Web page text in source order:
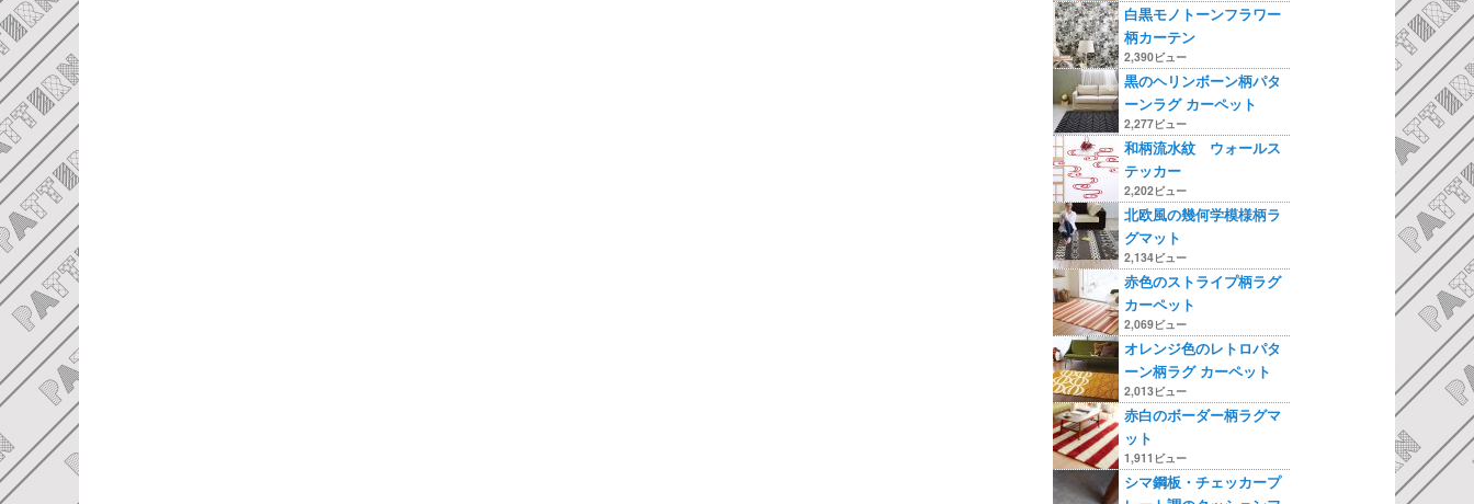
白黒モノトーンフラワー
柄カーテン
2,390ビュー
黒のヘリンボーン柄パタ
ーンラグ カーペット
2,277ビュー
和柄流水紋 ウォールス
テッカー
2,202ビュー
北欧風の幾何学模様柄ラ
グマット
2,134ビュー
赤色のストライプ柄ラグ
カーペット
2,069ビュー
オレンジ色のレトロパタ
ーン柄ラグ カーペット
2,013ビュー
赤白のボーダー柄ラグマ
ット
1,911ビュー
シマ鋼板・チェッカープ